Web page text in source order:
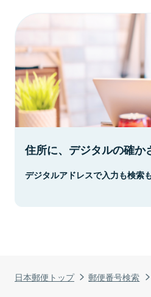
日本郵便トップ 郵便番号検索
住所に、デジタルの確か
デジタルアドレスで入力も検索